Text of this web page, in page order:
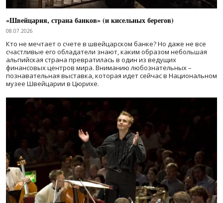
«Швейцария, страна банков» (и кисельных берегов)
08.07.2026
Кто не мечтает о счете в швейцарском банке? Но даже не все
счастливые его обладатели знают, каким образом небольшая
альпийская страна превратилась в один из ведущих
финансовых центров мира. Вниманию любознательных –
познавательная выставка, которая идет сейчас в Национальном
музее Швейцарии в Цюрихе.